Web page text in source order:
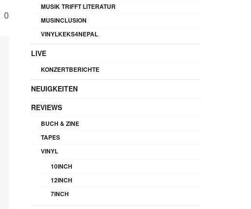
0
MUSIK TRIFFT LITERATUR
MUSINCLUSION
VINYLKEKS4NEPAL
LIVE
KONZERTBERICHTE
NEUIGKEITEN
REVIEWS
BUCH & ZINE
TAPES
VINYL
10INCH
12INCH
7INCH